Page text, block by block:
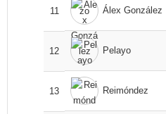
11 Álex González
12 Pelayo
13 Reimóndez